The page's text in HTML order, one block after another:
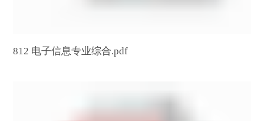
812 电子信息专业综合.pdf